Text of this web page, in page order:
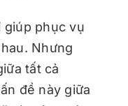
giúp phục vụ
Nhưng
tất cả
đề này giữa